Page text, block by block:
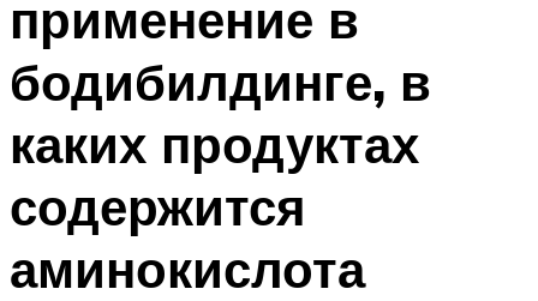
МЕНЮ
применение в
бодибилдинге, в
каких продуктах
содержится
аминокислота